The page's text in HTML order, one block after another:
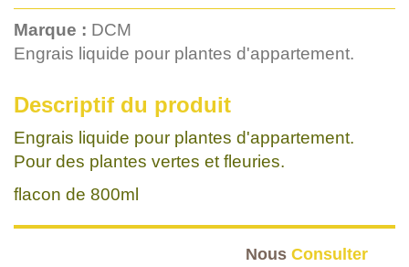
Marque : DCM
Engrais liquide pour plantes d'appartement.
Descriptif du produit
Engrais liquide pour plantes d'appartement.
Pour des plantes vertes et fleuries.
flacon de 800ml
Nous Consulter